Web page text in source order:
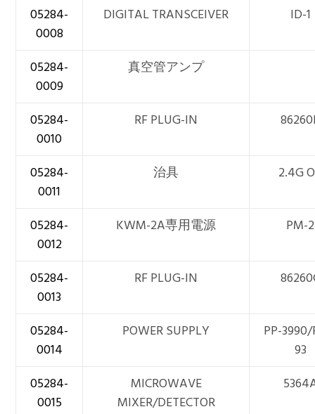
05284-
0008
DIGITAL TRANSCEIVER ID-1
05284-
0009
真空管アンプ
05284-
0010
RF PLUG-IN
05284-
0011
治具 2.4G
05284-
0012
KWM-2A専用電源 PM-2
05284-
0013
RF PLUG-IN
05284-
0014
POWER SUPPLY
PP-3990/
93
05284-
0015
MICROWAVE
MIXER/DETECTOR